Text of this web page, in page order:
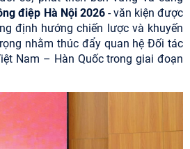
điệp Hà Nội 2026- văn kiện được
định hướng chiến lược và khuyến
nhằm thúc đẩy quan hệ Đối tác
Nam – Hàn Quốc trong giai đoạn